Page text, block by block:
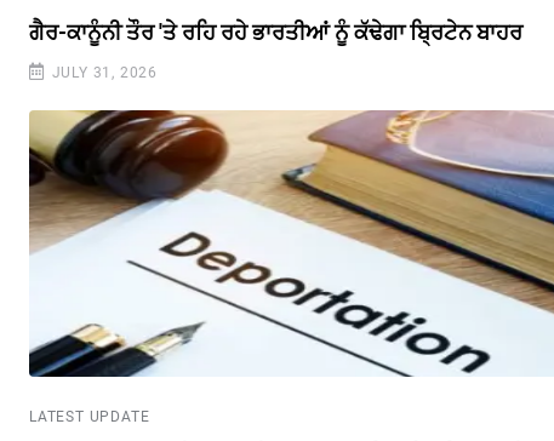
ਗੈਰ-ਕਾਨੂੰਨੀ ਤੌਰ 'ਤੇ ਰਹਿ ਰਹੇ ਭਾਰਤੀਆਂ ਨੂੰ ਕੱਢੇਗਾ ਬ੍ਰਿਟੇਨ ਬਾਹਰ
JULY 31, 2026
LATEST UPDATE